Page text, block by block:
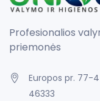
Profesionalios
priemonės
Europos pr. 77-
46333